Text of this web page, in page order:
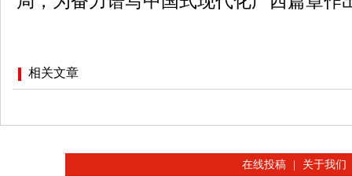
相关文章
在线投稿 关于我们